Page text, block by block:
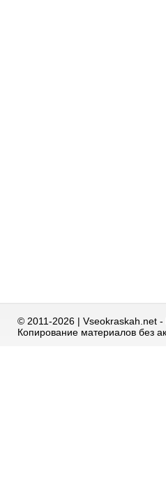
© 2011-2026 | Vseokraskah.net -
Копирование материалов без